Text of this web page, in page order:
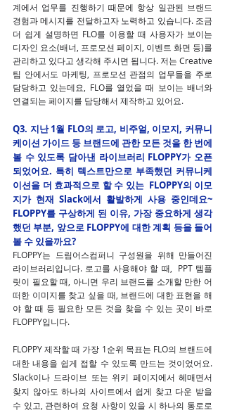
계에서 업무를 진행하기 때문에 항상 일관된 브랜드
경험과 메시지를 전달하고자 노력하고 있습니다. 조금
더 쉽게 설명하면 FLO를 이용할 때 사용자가 보이는
디자인 요소(배너, 프로모션 페이지, 이벤트 화면 등)를
관리하고 있다고 생각해 주시면 됩니다. 저는 Creative
팀 안에서도 마케팅, 프로모션 관점의 업무들을 주로
담당하고 있는데요, FLO를 열었을 때 보이는 배너와
연결되는 페이지를 담당해서 제작하고 있어요.
Q3. 지난 1월 FLO의 로고, 비주얼, 이모지, 커뮤니
케이션 가이드 등 브랜드에 관한 모든 것을 한 번에
볼 수 있도록 담아낸 라이브러리 FLOPPY가 오픈
되었어요. 특히 텍스트만으로 부족했던 커뮤니케
이션을 더 효과적으로 할 수 있는  FLOPPY의 이모
지가 현재 Slack에서 활발하게 사용 중인데요~
FLOPPY를 구상하게 된 이유, 가장 중요하게 생각
했던 부분, 앞으로 FLOPPY에 대한 계획 등을 들어
볼 수 있을까요?
FLOPPY는 드림어스컴퍼니 구성원을 위해 만들어진
라이브러리입니다. 로고를 사용해야 할 때,  PPT 템플
릿이 필요할 때, 아니면 우리 브랜드를 소개할 만한 어
떠한 이미지를 찾고 싶을 때, 브랜드에 대한 표현을 해
야 할 때 등 필요한 모든 것을 찾을 수 있는 곳이 바로
FLOPPY입니다.
FLOPPY 제작할 때 가장 1순위 목표는 FLO의 브랜드에
대한 내용을 쉽게 접할 수 있도록 만드는 것이었어요.
Slack이나 드라이브 또는 위키 페이지에서 헤매면서
찾지 않아도 하나의 사이트에서 쉽게 찾고 다운 받을
수 있고, 관련하여 요청 사항이 있을 시 하나의 통로로